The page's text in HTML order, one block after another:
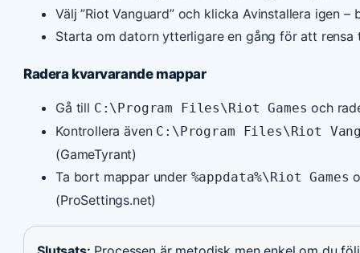
Välj ”Riot Vanguard” och klicka Avinstallera igen
Starta om datorn ytterligare en gång för att rensa
Radera kvarvarande mappar
Gå till C:\Program Files\Riot Games och
Kontrollera även C:\Program Files\Riot
(GameTyrant)
Ta bort mappar under %appdata%\Riot Games
(ProSettings.net)